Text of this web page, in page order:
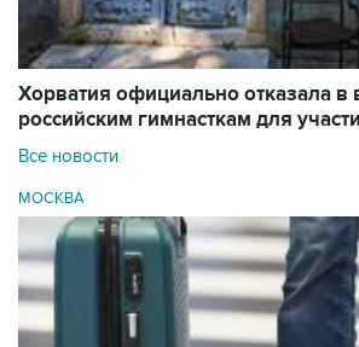
Хорватия официально отказала в
российским гимнасткам для
Все новости
МОСКВА